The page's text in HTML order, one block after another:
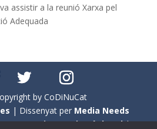
assistir a la reunió Xarxa pel
Adequada
by CoDiNuCat
| Dissenyat per Media Needs
aCoDiNuCat |Avís legal|